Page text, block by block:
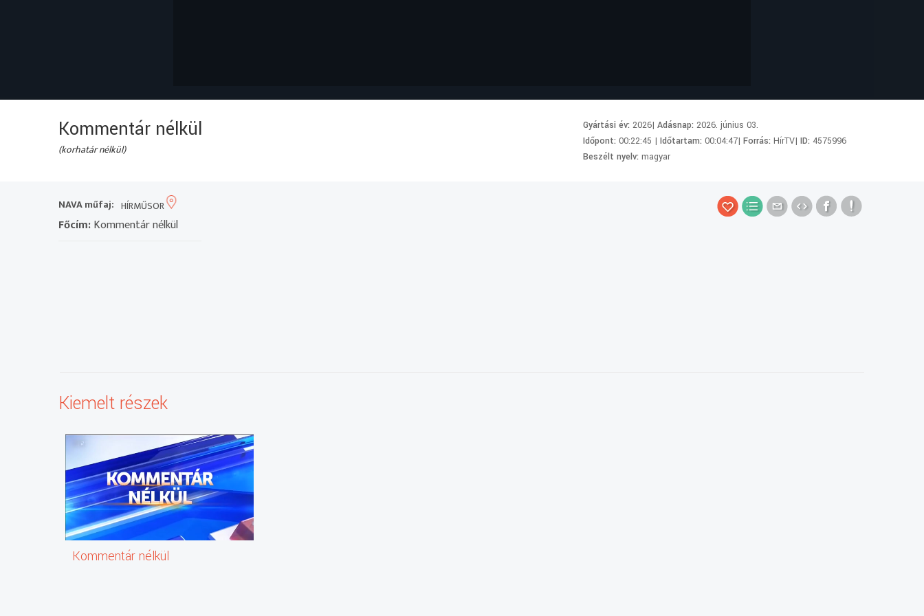
Kommentár nélkül
(korhatár nélkül)
Gyártási év:2026|Adásnap:2026. június 03.
Időpont:00:22:45 |Időtartam:00:04:47|Forrás:HírTV|ID:4575996
Beszélt nyelv:magyar
NAVA műfaj: HÍRMŰSOR
Főcím:Kommentár nélkül
Kiemelt részek
Kommentár nélkül